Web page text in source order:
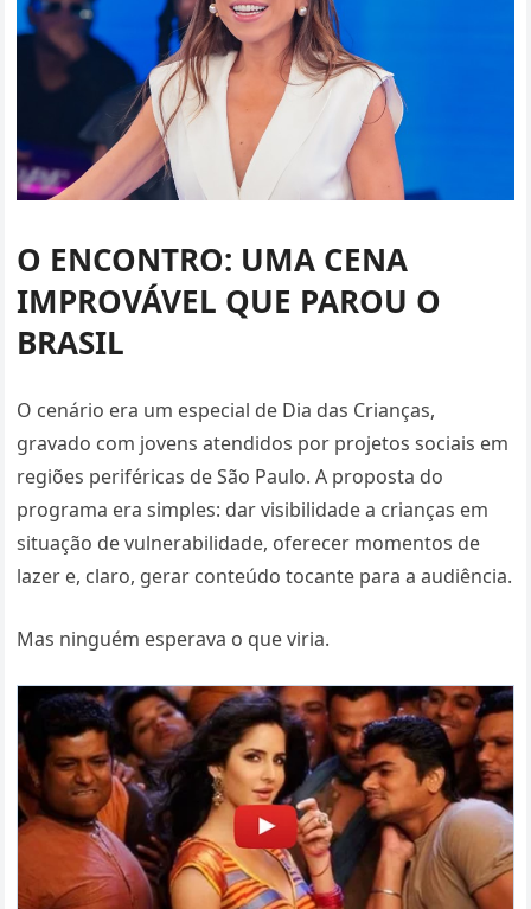
O ENCONTRO: UMA CENA
IMPROVÁVEL QUE PAROU O
BRASIL
O cenário era um especial de Dia das Crianças,
gravado com jovens atendidos por projetos sociais em
regiões periféricas de São Paulo. A proposta do
programa era simples: dar visibilidade a crianças em
situação de vulnerabilidade, oferecer momentos de
lazer e, claro, gerar conteúdo tocante para a audiência.
Mas ninguém esperava o que viria.